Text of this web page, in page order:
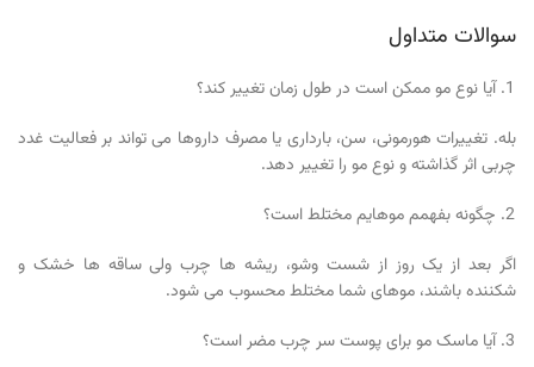
سوالات متداول
آیا نوع مو ممکن است در طول زمان تغییر کند؟
بله. تغییرات هورمونی، سن، بارداری یا مصرف داروها می تواند بر فعالیت غدد
چربی اثر گذاشته و نوع مو را تغییر دهد.
چگونه بفهمم موهایم مختلط است؟
اگر بعد از یک روز از شست وشو، ریشه ها چرب ولی ساقه ها خشک و
شکننده باشند، موهای شما مختلط محسوب می شود.
آیا ماسک مو برای پوست سر چرب مضر است؟